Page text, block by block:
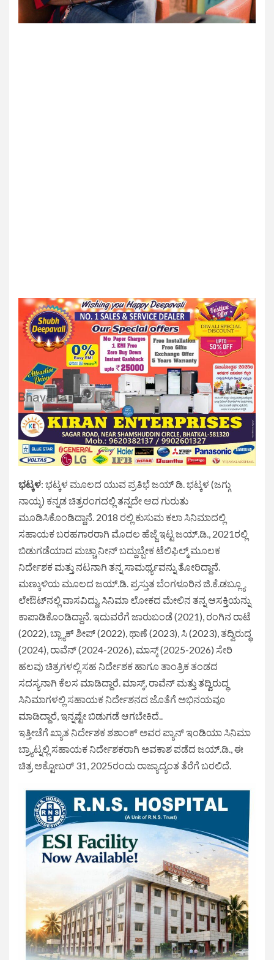
ಭಟ್ಕಳ: ಭಟ್ಕಳ ಮೂಲದ ಯುವ ಪ್ರತಿಭೆ ಜಯ್ ಡಿ. ಭಟ್ಕಳ (ಜಗ್ಗು
ನಾಯ್ಕ) ಕನ್ನಡ ಚಿತ್ರರಂಗದಲ್ಲಿ ತನ್ನದೇ ಆದ ಗುರುತು
ಮೂಡಿಸಿಕೊಂಡಿದ್ದಾನೆ. 2018 ರಲ್ಲಿ ಕುಸುಮ ಕಲಾ ಸಿನಿಮಾದಲ್ಲಿ
ಸಹಾಯಕ ಬರಹಗಾರರಾಗಿ ಮೊದಲ ಹೆಜ್ಜೆ ಇಟ್ಟ ಜಯ್.ಡಿ., 2021ರಲ್ಲಿ
ಬಿಡುಗಡೆಯಾದ ಮಚ್ಚಾ ನೀನ್ ಬದ್ದುಬ್ಬೇಕ ಟೆಲಿಫಿಲ್ಮ್ ಮೂಲಕ
ನಿರ್ದೇಶಕ ಮತ್ತು ನಟನಾಗಿ ತನ್ನ ಸಾಮರ್ಥ್ಯವನ್ನು ತೋರಿದ್ದಾನೆ.
ಮಣ್ಕುಳಿಯ ಮೂಲದ ಜಯ್.ಡಿ. ಪ್ರಸ್ತುತ ಬೆಂಗಳೂರಿನ ಜಿ.ಕೆ.ಡಬ್ಲ್ಯೂ
ಲೇಔಟ್‌ನಲ್ಲಿ ವಾಸವಿದ್ದು, ಸಿನಿಮಾ ಲೋಕದ ಮೇಲಿನ ತನ್ನ ಆಸಕ್ತಿಯನ್ನು
ಕಾಪಾಡಿಕೊಂಡಿದ್ದಾನೆ. ಇದುವರೆಗೆ ಜಾರುಬಂಡೆ (2021), ರಂಗಿನ ರಾಟೆ
(2022), ಬ್ಲ್ಯಾಕ್ ಶೀಪ್ (2022), ಥಾಣೆ (2023), ಸಿ (2023), ತದ್ವಿರುದ್ಧ
(2024), ರಾವೆನ್ (2024-2026), ಮಾಸ್ಕ್ (2025-2026) ಸೇರಿ
ಹಲವು ಚಿತ್ರಗಳಲ್ಲಿ ಸಹ ನಿರ್ದೇಶಕ ಹಾಗೂ ತಾಂತ್ರಿಕ ತಂಡದ
ಸದಸ್ಯನಾಗಿ ಕೆಲಸ ಮಾಡಿದ್ದಾರೆ. ಮಾಸ್ಕ್, ರಾವೆನ್ ಮತ್ತು ತದ್ವಿರುದ್ಧ
ಸಿನಿಮಾಗಳಲ್ಲಿ ಸಹಾಯಕ ನಿರ್ದೇಶನದ ಜೊತೆಗೆ ಅಭಿನಯವೂ
ಮಾಡಿದ್ದಾರೆ, ಇನ್ನಷ್ಟೇ ಬಿಡುಗಡೆ ಆಗಬೇಕಿದೆ..
ಇತ್ತೀಚೆಗೆ ಖ್ಯಾತ ನಿರ್ದೇಶಕ ಶಶಾಂಕ್ ಅವರ ಪ್ಯಾನ್ ಇಂಡಿಯಾ ಸಿನಿಮಾ
ಬ್ರ‍್ಯಾಟ್ನಲ್ಲಿ ಸಹಾಯಕ ನಿರ್ದೇಶಕರಾಗಿ ಅವಕಾಶ ಪಡೆದ ಜಯ್.ಡಿ., ಈ
ಚಿತ್ರ ಅಕ್ಟೋಬರ್ 31, 2025ರಂದು ರಾಜ್ಯಾದ್ಯಂತ ತೆರೆಗೆ ಬರಲಿದೆ.